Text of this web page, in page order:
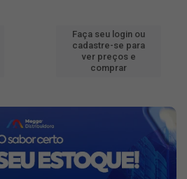
Faça seu login ou
cadastre-se para
ver preços e
comprar